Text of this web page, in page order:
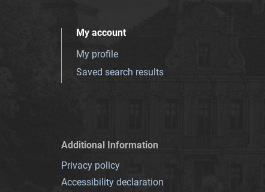
My account
My profile
Saved search results
Additional Information
Privacy policy
Accessibility declaration